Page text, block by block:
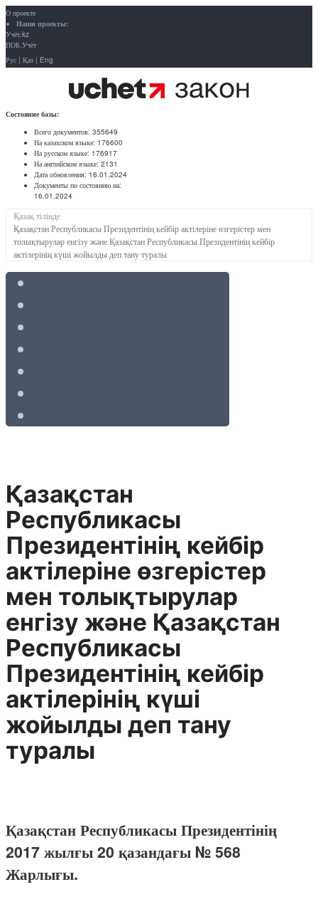
О проекте
Наши проекты:
Учёт.kz
ПОБ.Учёт
Рус | Қаз | Eng
Состояние базы:
Всего документов: 355649
На казахском языке: 176600
На русском языке: 176917
На английском языке: 2131
Дата обновления: 16.01.2024
Документы по состоянию на:
16.01.2024
Қазақ тілінде
Қазақстан Республикасы Президентінің кейбір актілеріне өзгерістер мен
толықтырулар енгізу және Қазақстан Республикасы Президентінің кейбір
актілерінің күші жойылды деп тану туралы
Қазақстан
Республикасы
Президентінің кейбір
актілеріне өзгерістер
мен толықтырулар
енгізу және Қазақстан
Республикасы
Президентінің кейбір
актілерінің күші
жойылды деп тану
туралы
Қазақстан Республикасы Президентінің
2017 жылғы 20 қазандағы № 568
Жарлығы.